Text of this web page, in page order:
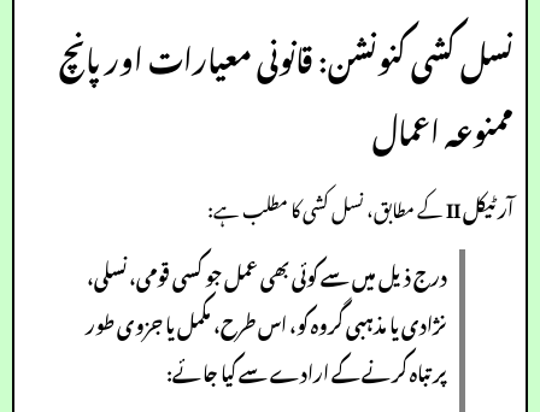
نسل کشی کنونشن: قانونی معیارات اور پانچ
ممنوعہ اعمال
آرٹیکل II کے مطابق، نسل کشی کا مطلب ہے:
درج ذیل میں سے کوئی بھی عمل جو کسی قومی، نسلی،
نژادی یا مذہبی گروہ کو، اس طرح، مکمل یا جزوی طور
پر تباہ کرنے کے ارادے سے کیا جائے: